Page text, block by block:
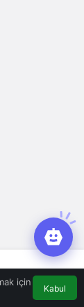
alanlar*
için
Kabul